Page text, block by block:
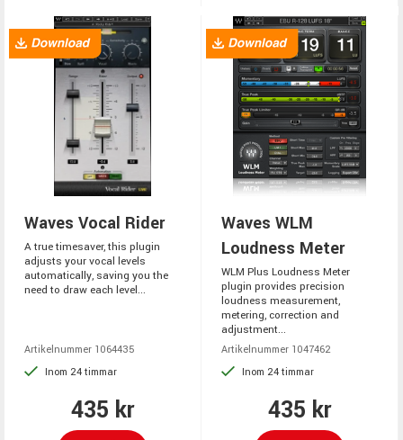
Waves Vocal Rider
A true timesaver, this plugin
adjusts your vocal levels
automatically, saving you the
need to draw each level...
Artikelnummer 1064435
Inom 24 timmar
435 kr
Waves WLM
Loudness Meter
WLM Plus Loudness Meter
plugin provides precision
loudness measurement,
metering, correction and
adjustment...
Artikelnummer 1047462
Inom 24 timmar
435 kr